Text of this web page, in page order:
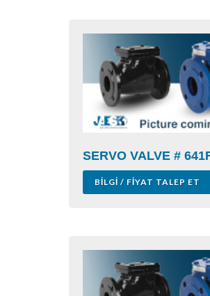
SERVO VALVE #
BILGI / FIYAT TALEP ET